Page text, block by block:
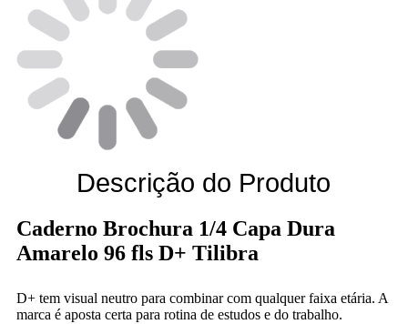
Descrição do Produto
Caderno Brochura 1/4 Capa Dura
Amarelo 96 fls D+ Tilibra
D+ tem visual neutro para combinar com qualquer faixa etária. A
marca é aposta certa para rotina de estudos e do trabalho.